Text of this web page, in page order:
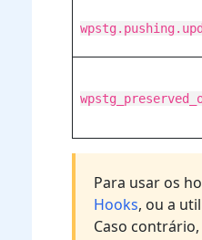
Para usar os
Hooks, ou a
Caso